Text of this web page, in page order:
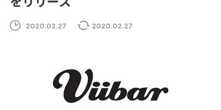
2020.02.27 2020.02.27